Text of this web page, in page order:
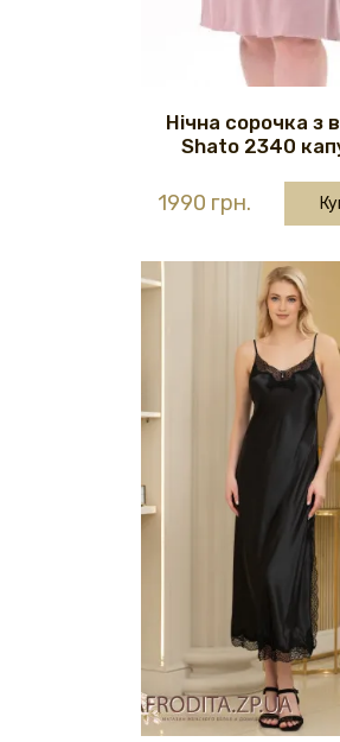
Нічна сорочка з
Shato 2340
1990 грн.